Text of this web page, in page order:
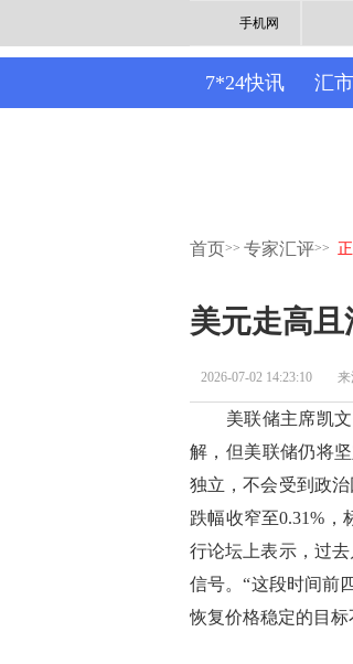
手机网
7*24快讯 汇市
首页>> 专家汇评>>
美元走高
2026-07-02 14:23:10 来
美联储主席凯文·
解，但美联储仍将
独立，不会受到政
跌幅收窄至0.31%，
行论坛上表示，过
信号。“这段时间前
恢复价格稳定的目标